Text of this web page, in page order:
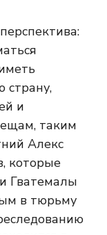
страну,
и
таким
Алекс
которые
Гватемалы
в тюрьму